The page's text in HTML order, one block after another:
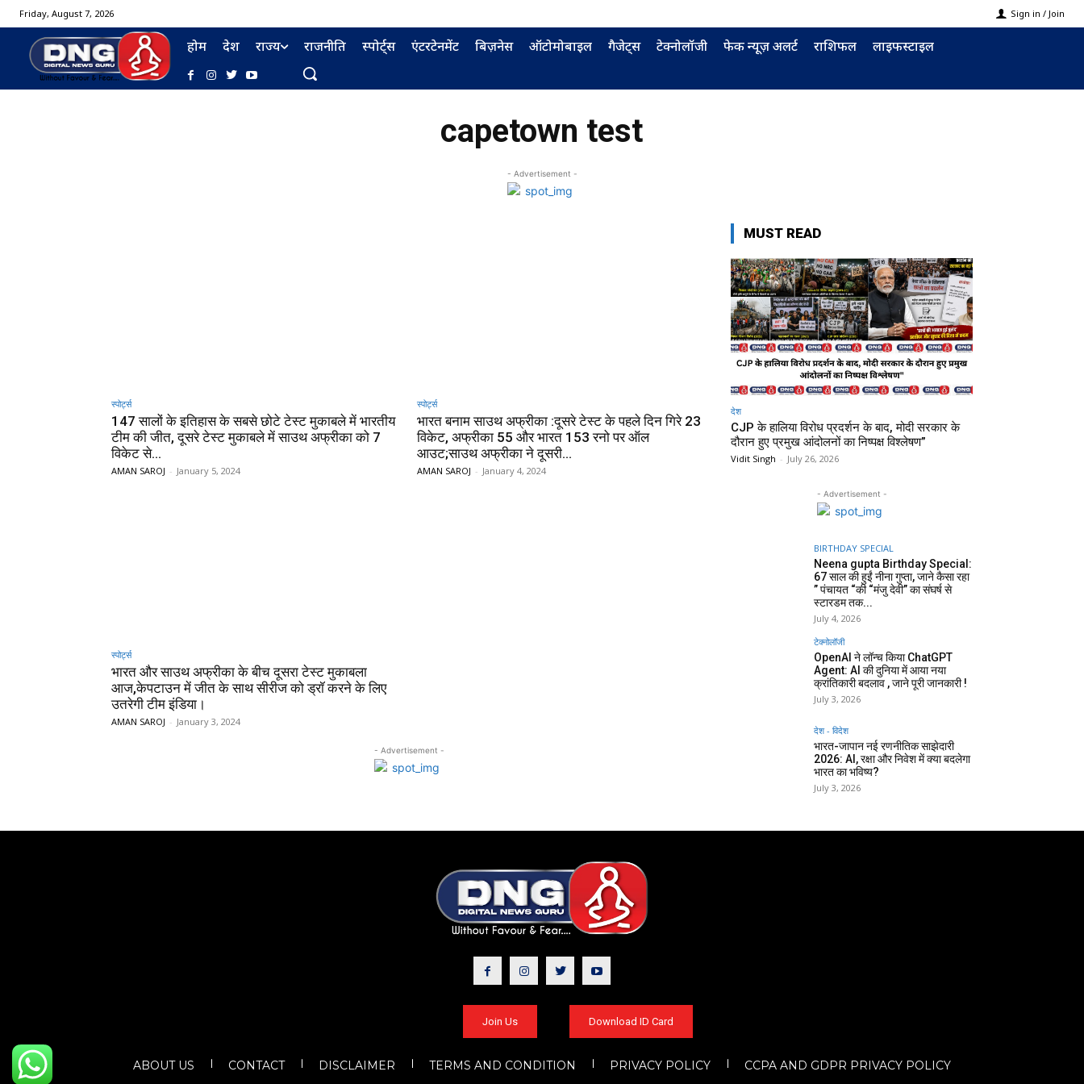
Friday, August 7, 2026 Sign in / Join
होम देश राज्य राजनीति स्पोर्ट्स एंटरटेनमेंट बिज़नेस ऑटोमोबाइल गैजेट्स टेक्नोलॉजी फेक न्यूज़ अलर्ट राशिफल लाइफस्टाइल
capetown test
- Advertisement -
स्पोर्ट्स
147 सालों के इतिहास के सबसे छोटे टेस्ट मुकाबले में भारतीय
टीम की जीत, दूसरे टेस्ट मुकाबले में साउथ अफ्रीका को 7
विकेट से...
AMAN SAROJ - January 5, 2024
स्पोर्ट्स
भारत बनाम साउथ अफ्रीका :दूसरे टेस्ट के पहले दिन गिरे 23
विकेट, अफ्रीका 55 और भारत 153 रनो पर ऑल
आउट;साउथ अफ्रीका ने दूसरी...
AMAN SAROJ - January 4, 2024
स्पोर्ट्स
भारत और साउथ अफ्रीका के बीच दूसरा टेस्ट मुकाबला
आज,केपटाउन में जीत के साथ सीरीज को ड्रॉ करने के लिए
उतरेगी टीम इंडिया।
AMAN SAROJ - January 3, 2024
- Advertisement -
MUST READ
देश
CJP के हालिया विरोध प्रदर्शन के बाद, मोदी सरकार के
दौरान हुए प्रमुख आंदोलनों का निष्पक्ष विश्लेषण”
Vidit Singh - July 26, 2026
- Advertisement -
BIRTHDAY SPECIAL
Neena gupta Birthday Special:
67 साल की हुईं नीना गुप्ता, जाने कैसा रहा
” पंचायत “की “मंजु देवी” का संघर्ष से
स्टारडम तक...
July 4, 2026
टेक्नोलॉजी
OpenAI ने लॉन्च किया ChatGPT
Agent: AI की दुनिया में आया नया
क्रांतिकारी बदलाव , जाने पूरी जानकारी !
July 3, 2026
देश - विदेश
भारत-जापान नई रणनीतिक साझेदारी
2026: AI, रक्षा और निवेश में क्या बदलेगा
भारत का भविष्य?
July 3, 2026
Join Us Download ID Card
ABOUT US CONTACT DISCLAIMER TERMS AND CONDITION PRIVACY POLICY CCPA AND GDPR PRIVACY POLICY